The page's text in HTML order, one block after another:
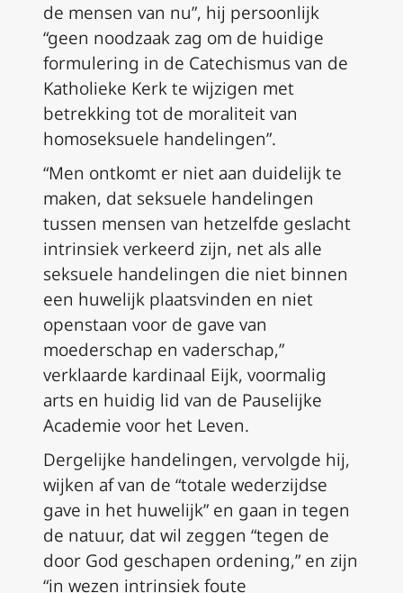
de mensen van nu”, hij persoonlijk
“geen noodzaak zag om de huidige
formulering in de Catechismus van de
Katholieke Kerk te wijzigen met
betrekking tot de moraliteit van
homoseksuele handelingen”.
“Men ontkomt er niet aan duidelijk te
maken, dat seksuele handelingen
tussen mensen van hetzelfde geslacht
intrinsiek verkeerd zijn, net als alle
seksuele handelingen die niet binnen
een huwelijk plaatsvinden en niet
openstaan voor de gave van
moederschap en vaderschap,”
verklaarde kardinaal Eijk, voormalig
arts en huidig lid van de Pauselijke
Academie voor het Leven.
Dergelijke handelingen, vervolgde hij,
wijken af van de “totale wederzijdse
gave in het huwelijk” en gaan in tegen
de natuur, dat wil zeggen “tegen de
door God geschapen ordening,” en zijn
“in wezen intrinsiek foute